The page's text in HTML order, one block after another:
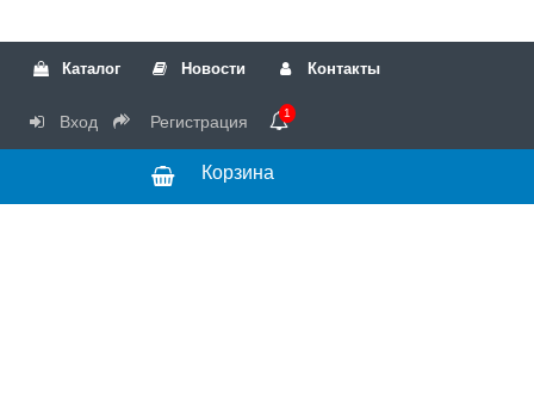
Каталог Новости Контакты
Вход Регистрация 1
Корзина